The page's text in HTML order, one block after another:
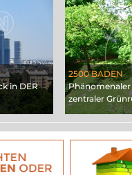
in DER
2500 BADEN
zentraler